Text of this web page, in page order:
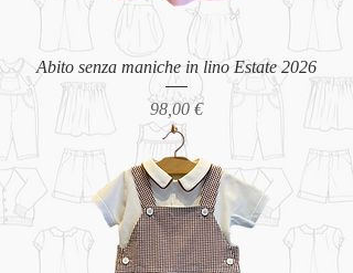
Abito senza maniche in lino Estate 2026
Prezzo
98,00 €